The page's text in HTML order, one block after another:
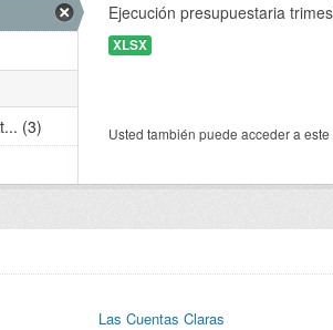
Ejecución presupuestaria
XLSX
Usted también puede acceder a
(3)
Las Cuentas Claras